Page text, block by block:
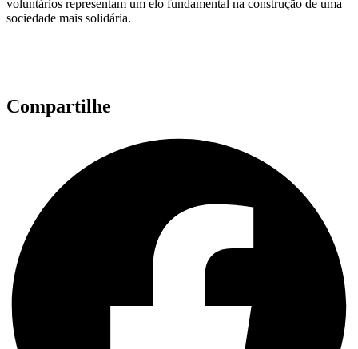
voluntários representam um elo fundamental na construção de uma
sociedade mais solidária.
Compartilhe